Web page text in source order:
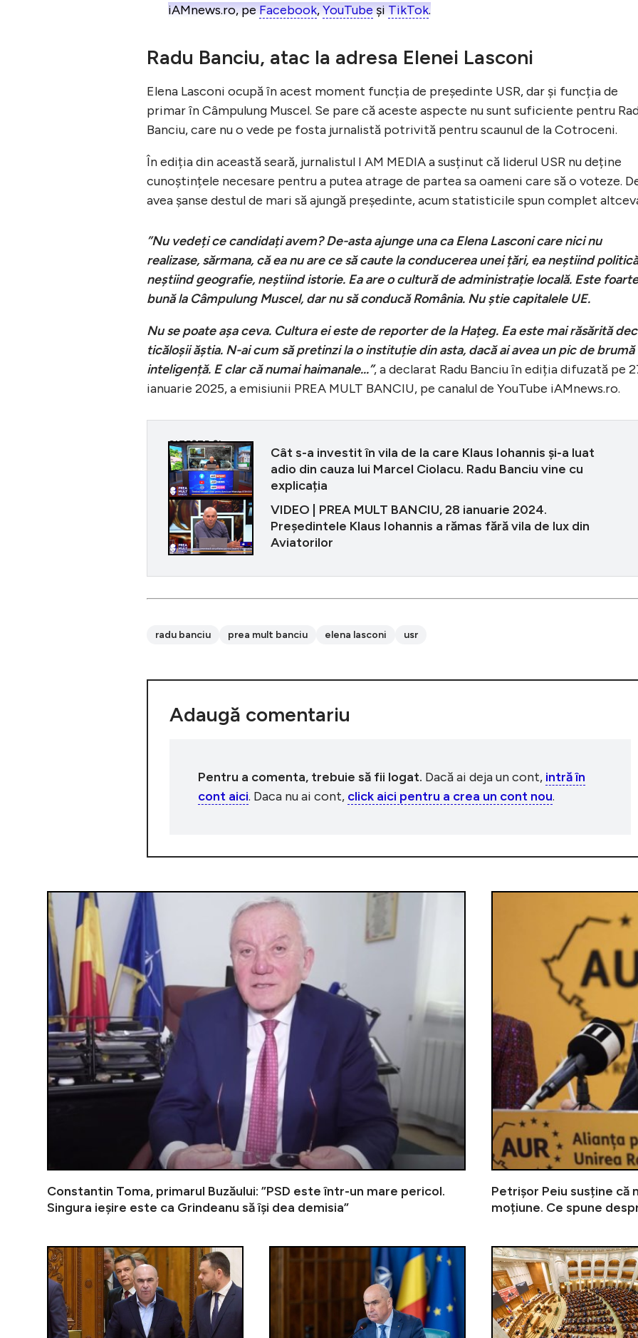
iAMnews.ro, peFacebook,YouTubeșiTikTok.
Radu Banciu, atac la adresa Elenei Lasconi
Elena Lasconi ocupă în acest moment funcția de președinte USR, dar și funcția de
primar în Câmpulung Muscel. Se pare că aceste aspecte nu sunt suficiente pentru
Banciu, care nu o vede pe fosta jurnalistă potrivită pentru scaunul de la Cotroceni.
În ediția din această seară, jurnalistul I AM MEDIA a susținut că liderul USR nu deține
cunoștințele necesare pentru a putea atrage de partea sa oameni care să o voteze.
avea șanse destul de mari să ajungă președinte, acum statisticile spun complet
”Nu vedeți ce candidați avem? De-asta ajunge una ca Elena Lasconi care nici nu
realizase, sărmana, că ea nu are ce să caute la conducerea unei țări, ea neștiind
neștiind geografie, neștiind istorie. Ea are o cultură de administrație locală. Este foarte
bună la Câmpulung Muscel, dar nu să conducă România. Nu știe capitalele UE.
Nu se poate așa ceva. Cultura ei este de reporter de la Hațeg. Ea este mai răsărită
ticăloșii ăștia. N-ai cum să pretinzi la o instituție din asta, dacă ai avea un pic de brumă
inteligență. E clar că numai haimanale...”, a declarat Radu Banciu în ediția difuzată pe
ianuarie 2025, a emisiunii PREA MULT BANCIU, pe canalul de YouTube iAMnews.ro.
CITEȘTE ȘI
Cât s-a investit în vila de la care Klaus Iohannis și-a luat
adio din cauza lui Marcel Ciolacu. Radu Banciu vine cu
explicația
VIDEO | PREA MULT BANCIU, 28 ianuarie 2024.
Președintele Klaus Iohannis a rămas fără vila de lux din
Aviatorilor
radu banciu prea mult banciu elena lasconi usr
Adaugă comentariu
Pentru a comenta, trebuie să fii logat. Dacă ai deja un cont, intră în
cont aici. Daca nu ai cont, click aici pentru a crea un cont nou.
Constantin Toma, primarul Buzăului: ”PSD este într-un mare pericol.
Singura ieșire este ca Grindeanu să își dea demisia”
Petrișor Peiu susține că
moțiune. Ce spune
Ciprian Ciucu susține că Nicușor